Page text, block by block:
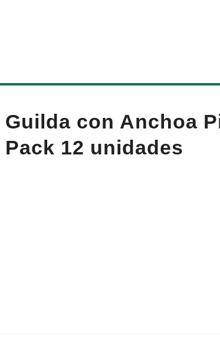
Guilda con Anchoa
Pack 12 unidades